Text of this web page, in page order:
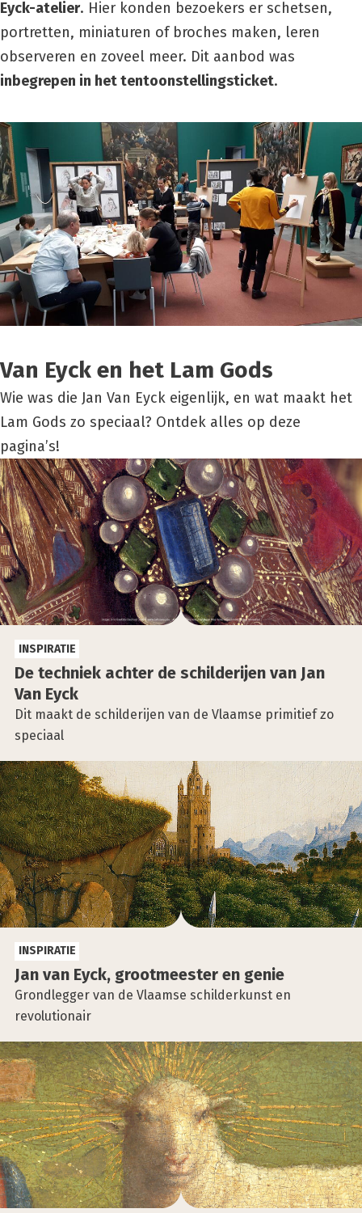
Eyck-atelier. Hier konden bezoekers er schetsen,
portretten, miniaturen of broches maken, leren
observeren en zoveel meer. Dit aanbod was
inbegrepen in het tentoonstellingsticket.
Van Eyck en het Lam Gods
Wie was die Jan Van Eyck eigenlijk, en wat maakt het
Lam Gods zo speciaal? Ontdek alles op deze
pagina’s!
De tech­niek ach­ter de schil­de­rij­en van Jan
Van Eyck
Dit maakt de schilderijen van de Vlaamse primitief zo
speciaal
INSPIRATIE
Jan van Eyck, groot­mees­ter en genie
Grondlegger van de Vlaamse schilderkunst en
revolutionair
INSPIRATIE